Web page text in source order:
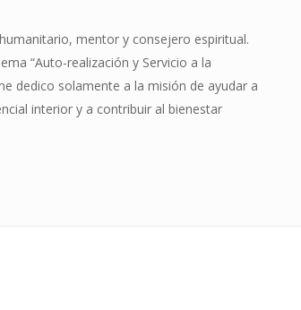
mentor y consejero espiritual.
“Auto-realización y Servicio a la
dedico solamente a la misión de ayudar a
interior y a contribuir al bienestar